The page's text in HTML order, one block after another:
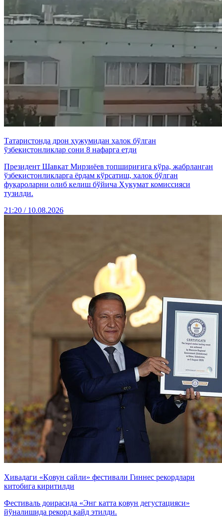
Татаристонда дрон ҳужумидан ҳалок бўлган
ўзбекистонликлар сони 8 нафарга етди
Президент Шавкат Мирзиёев топшириғига кўра, жабрланган
ўзбекистонликларга ёрдам кўрсатиш, ҳалок бўлган
фуқароларни олиб келиш бўйича Ҳукумат комиссияси
тузилди.
21:20 / 10.08.2026
Хивадаги «Қовун сайли» фестивали Гиннес рекордлари
китобига киритилди
Фестиваль доирасида «Энг катта қовун дегустацияси»
йўналишида рекорд қайд этилди.